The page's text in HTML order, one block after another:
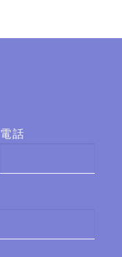
電話